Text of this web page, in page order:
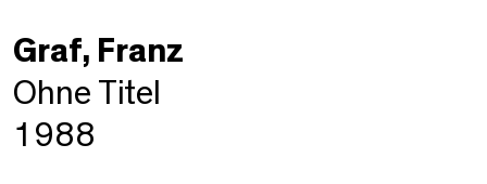
Graf, Franz
Ohne Titel
1988